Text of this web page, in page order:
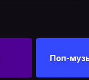
Поп-